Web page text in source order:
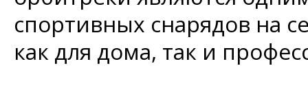
спортивных снарядов на
как для дома, так и